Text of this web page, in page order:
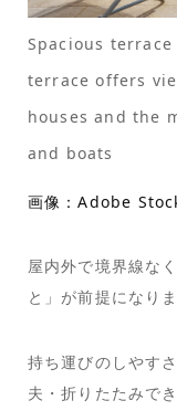
Spacious
terrace offers
houses and the
and boats
画像：Adobe
屋内外で境界線な
と」が前提になりま
持ち運びのしやす
夫・折りたたみで